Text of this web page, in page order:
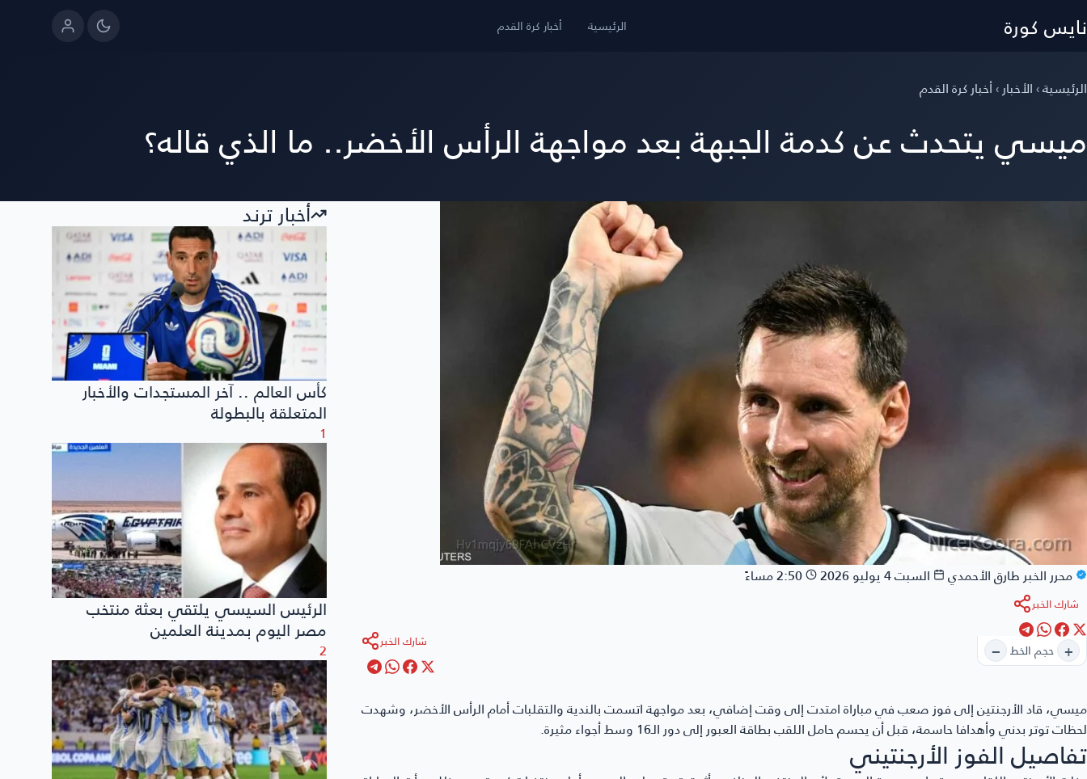
نايس كورة الرئيسية أخبار كرة القدم
الرئيسية›الأخبار›أخبار كرة القدم
ميسي يتحدث عن كدمة الجبهة بعد مواجهة الرأس الأخضر.. ما الذي قاله؟
محرر الخبرطارق الأحمدي السبت 4 يوليو 2026 2:50 مساءً
شارك الخبر
+ حجم الخط − شارك الخبر
ميسي، قاد الأرجنتين إلى فوز صعب في مباراة امتدت إلى وقت إضافي، بعد مواجهة اتسمت بالندية والتقلبات أمام الرأس الأخضر، وشهدت
لحظات توتر بدني وأهدافا حاسمة، قبل أن يحسم حامل اللقب بطاقة العبور إلى دور الـ16 وسط أجواء مثيرة.
تفاصيل الفوز الأرجنتيني
أخبار ترند
كأس العالم .. آخر المستجدات والأخبار
المتعلقة بالبطولة
1
الرئيس السيسي يلتقي بعثة منتخب
مصر اليوم بمدينة العلمين
2